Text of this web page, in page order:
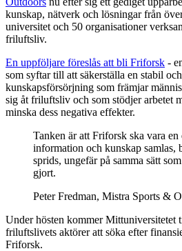
kunskap, nätverk och lösningar från
universitet och 50 organisationer
friluftsliv.
En uppföljare föreslås att bli Friforsk -
som syftar till att säkerställa en stabil
kunskapsförsörjning som främjar
sig åt friluftsliv och som stödjer arbetet
minska dess negativa effekter.
Tanken är att Friforsk ska vara
information och kunskap samlas,
sprids, ungefär på samma sätt
gjort.
Peter Fredman, Mistra Sports &
Under hösten kommer Mittuniversitetet
friluftslivets aktörer att söka efter
Friforsk.